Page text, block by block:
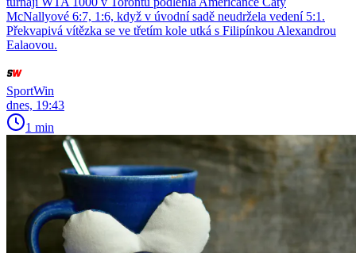
McNallyové 6:7, 1:6, když v úvodní sadě neudržela vedení 5:1.
Překvapivá vítězka se ve třetím kole utká s Filipínkou Alexandrou
Ealaovou.
SportWin
dnes, 19:43
1 min